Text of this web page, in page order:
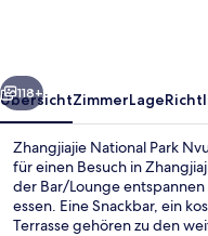
Weiter
118+
ÜbersichtZimmerLage
Zhangjiajie National Park
für einen Besuch in
der Bar/Lounge
essen. Eine Snackbar, ein
Terrasse gehören zu den